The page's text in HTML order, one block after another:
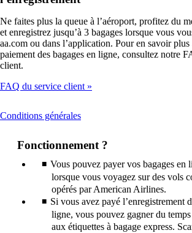
Ne faites plus la queue à l’aéroport, profitez du
et enregistrez jusqu’à 3 bagages lorsque vous
aa.com ou dans l’application. Pour en savoir
paiement des bagages en ligne, consultez notre
client.
FAQ du service client
Conditions généralesThis
be
Fonctionnement ?
Vous pouvez payer vos bagages en
lorsque vous voyagez sur des vols
opérés par American Airlines.
Si vous avez payé l’enregistrement
ligne, vous pouvez gagner du
aux étiquettes à bagage express.